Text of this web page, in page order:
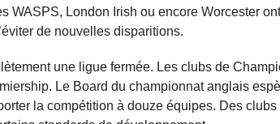
WASPS, London Irish ou encore Worcester
de nouvelles disparitions.
une ligue fermée. Les clubs de
Le Board du championnat anglais
la compétition à douze équipes. Des